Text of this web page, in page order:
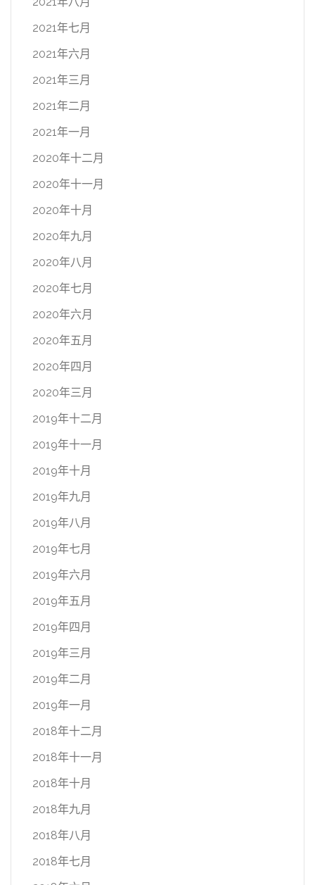
2021年七月
2021年六月
2021年三月
2021年二月
2021年一月
2020年十二月
2020年十一月
2020年十月
2020年九月
2020年八月
2020年七月
2020年六月
2020年五月
2020年四月
2020年三月
2019年十二月
2019年十一月
2019年十月
2019年九月
2019年八月
2019年七月
2019年六月
2019年五月
2019年四月
2019年三月
2019年二月
2019年一月
2018年十二月
2018年十一月
2018年十月
2018年九月
2018年八月
2018年七月